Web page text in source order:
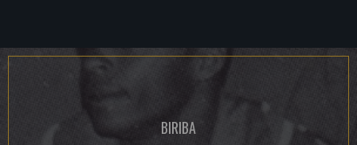
BIRIBA